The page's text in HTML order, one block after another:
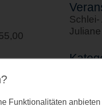
Schlei-
Funktionalitäten